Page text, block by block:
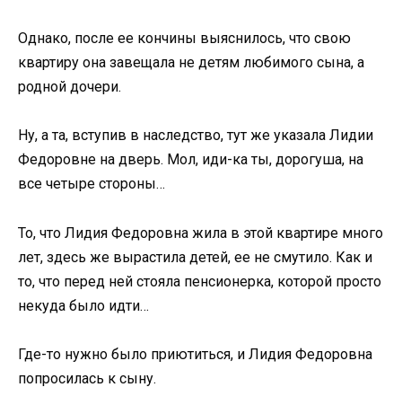
Однако, после ее кончины выяснилось, что свою
квартиру она завещала не детям любимого сына, а
родной дочери.
Ну, а та, вступив в наследство, тут же указала Лидии
Федоровне на дверь. Мол, иди-ка ты, дорогуша, на
все четыре стороны…
То, что Лидия Федоровна жила в этой квартире много
лет, здесь же вырастила детей, ее не смутило. Как и
то, что перед ней стояла пенсионерка, которой просто
некуда было идти…
Где-то нужно было приютиться, и Лидия Федоровна
попросилась к сыну.